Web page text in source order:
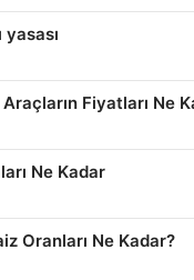
Fiyatları Ne
Ne Kadar
Oranları Ne Kadar?